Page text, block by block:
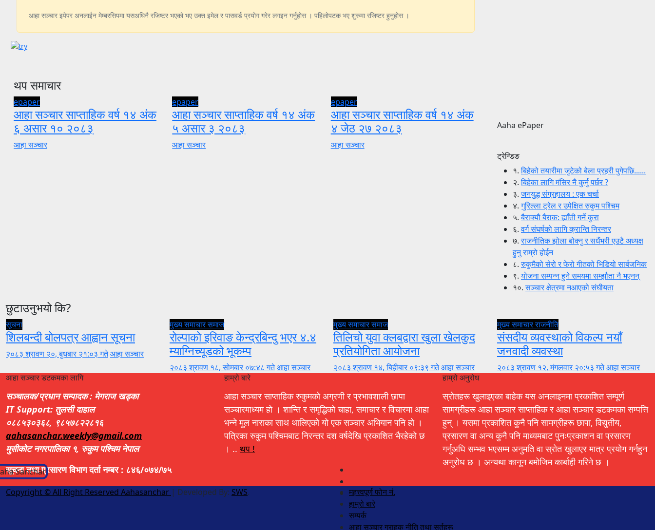
आहा सञ्चार इपेपर अनलाईन मेम्बरसिपमा यसअघिनै रजिष्टर भएको भए उक्त इमेल र पासवर्ड प्रयोग गरेर लगइन गर्नुहोस । पहिलोपटक भए शुरुमा रजिष्टर हुनुहोस ।
थप समाचार
epaper
आहा सञ्चार साप्ताहिक वर्ष १४ अंक
६ असार १० २०८३
आहा सञ्चार
epaper
आहा सञ्चार साप्ताहिक वर्ष १४ अंक
५ असार ३ २०८३
आहा सञ्चार
epaper
आहा सञ्चार साप्ताहिक वर्ष १४ अंक
४ जेठ २७ २०८३
आहा सञ्चार
Aaha ePaper
ट्रेन्डिङ
१.बिहेको तयारीमा जुटेको बेला प्रहरी पुगेपछि......
२.बिहेका लागि मंसिर नै कुर्नु पर्छर ?
३.जनयुद्ध संग्रहालय : एक चर्चा
४.गुरिल्ला ट्रेल र उपेक्षित रुकुम पश्चिम
५.बैराक्यौ बैराक: ह्याँती गर्ने कुरा
६.वर्ग संघर्षको लागि क्रान्ति निरन्तर
७.राजनीतिक झोला बोक्नु र सधैंभरी एउटै अध्यक्ष
हुनु राम्रो होईन
८.रुकुमैको सेरो र फेरो गीतको भिडियो सार्बजनिक
९.योजना सम्पन्न हुने समयमा सम्झौता नै भएनन्
१०.सञ्चार क्षेत्रमा नआएको संघीयता
छुटाउनुभयो कि?
सूचना
शिलबन्दी बोलपत्र आह्वान सूचना
२०८३ श्रावण २०, बुधबार २१:०३ गतेआहा सञ्चार
मुख्य समाचारसमाज
रोल्पाको इरिवाङ केन्द्रबिन्दु भएर ४.४
म्याग्निच्यूडको भूकम्प
२०८३ श्रावण १८, सोमबार ०७:४८ गतेआहा सञ्चार
मुख्य समाचारसमाज
तिलिचो युवा क्लबद्वारा खुला खेलकुद
प्रतियोगिता आयोजना
२०८३ श्रावण १४, बिहीबार ०९:३९ गतेआहा सञ्चार
मुख्य समाचारराजनीति
संसदीय व्यवस्थाको विकल्प नयाँ
जनवादी व्यवस्था
२०८३ श्रावण १२, मंगलवार २०:५३ गतेआहा सञ्चार
आहा सञ्चार डटकमका लागि
सञ्चालक/प्रधान सम्पादक : मेगराज खड्का
IT Support: तुलसी दाहाल
०८८५३०३६८, ९८५७८२२८१६
aahasanchar.weekly@gmail.com
मुसीकोट नगरपालिका १, रुकुम पश्चिम नेपाल
सूचना तथा प्रसारण विभाग दर्ता नम्बर : ८४६/०७४/७५
हाम्रो बारे
आहा सञ्चार साप्ताहिक रुकुमको अग्रणी र प्रभावशाली छापा
सञ्चारमाध्यम हो । शान्ति र समृद्धिको चाहा, समाचार र विचारमा आहा
भन्ने मुल नाराका साथ थालिएको यो एक सञ्चार अभियान पनि हो ।
पत्रिका रुकुम पश्चिमबाट निरन्तर दश वर्षदेखि प्रकाशित भैरहेको छ
। .. थप !
हाम्रो अनुरोध
स्रोतहरू खुलाइएका बाहेक यस अनलाइनमा प्रकाशित सम्पूर्ण
सामग्रीहरू आहा सञ्चार साप्ताहिक र आहा सञ्चार डटकमका सम्पत्ति
हुन् । यसमा प्रकाशित कुनै पनि सामग्रीहरू छापा, विद्युतीय,
प्रसारण वा अन्य कुनै पनि माध्यमबाट पुनःप्रकाशन वा प्रसारण
गर्नुअघि सम्भव भएसम्म अनुमति वा स्रोत खुलाएर मात्र प्रयोग गर्नहुन
अनुरोध छ । अन्यथा कानून बमोजिम कार्बाही गरिने छ ।
Copyright © All Right Reserved Aahasanchar | Developed By: SWS.
महत्त्वपूर्ण फोन नं.
हाम्रो बारे
सम्पर्क
आहा सञ्चार ग्राहक नीति तथा सर्तहरू